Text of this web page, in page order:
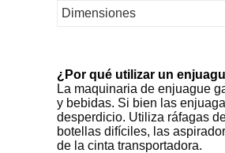
Dimensiones
¿Por qué utilizar un
La maquinaria de enjuague
y bebidas. Si bien las
desperdicio. Utiliza ráfagas
botellas difíciles, las
de la cinta transportadora.